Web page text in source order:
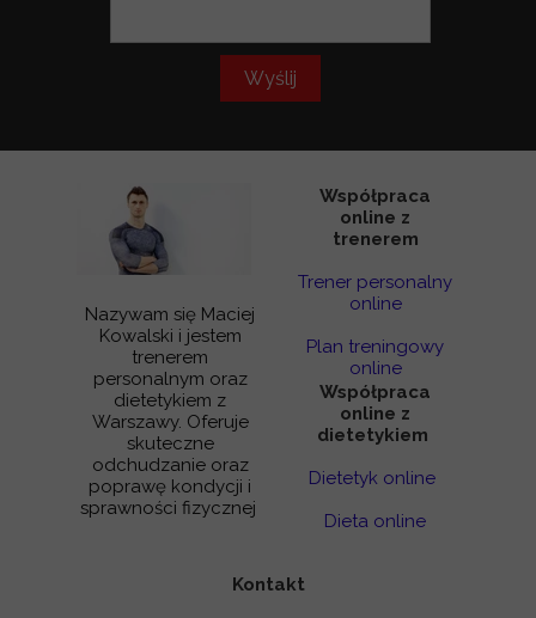
Wyślij
Kontakt
Współpraca
online z
dietetykiem
Dietetyk online
Dieta online
Współpraca
online z
trenerem
Trener personalny
online
Plan treningowy
online
Nazywam się Maciej
Kowalski i jestem
trenerem
personalnym oraz
dietetykiem z
Warszawy. Oferuje
skuteczne
odchudzanie oraz
poprawę kondycji i
sprawności fizycznej